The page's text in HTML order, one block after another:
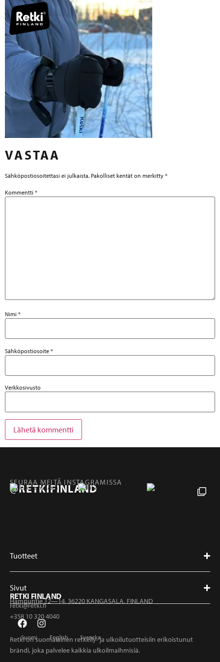
VASTAA
Sähköpostiosoitettasi ei julkaista. Pakolliset kentät on merkitty *
Kommentti *
Nimi *
Sähköpostiosoite *
Verkkosivusto
SEURAA MEITÄ INSTAGRAMISSA
@RETKIFINLAND
Tuotteet
Sivut
RETKI FINLAND
Hampuntie 12—14, 36220 KANGASALA, FINLAND
retki@retki.fi
+358 10 320 4040
Suomi English Svenska
Retki on suomalainen retkeily- ja ulkoilutuotteisiin erikoistunut
brändi, joka palvelee kaikkia ulkoilmaihmisiä.